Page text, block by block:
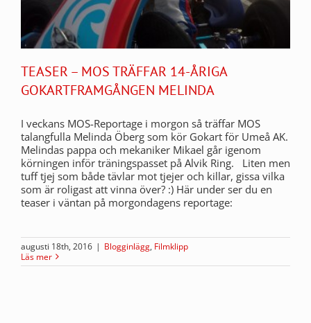
TEASER – MOS TRÄFFAR 14-ÅRIGA
GOKARTFRAMGÅNGEN MELINDA
I veckans MOS-Reportage i morgon så träffar MOS
talangfulla Melinda Öberg som kör Gokart för Umeå AK.
Melindas pappa och mekaniker Mikael går igenom
körningen inför träningspasset på Alvik Ring. Liten men
tuff tjej som både tävlar mot tjejer och killar, gissa vilka
som är roligast att vinna över? :) Här under ser du en
teaser i väntan på morgondagens reportage:
augusti 18th, 2016 | Blogginlägg, Filmklipp
Läs mer